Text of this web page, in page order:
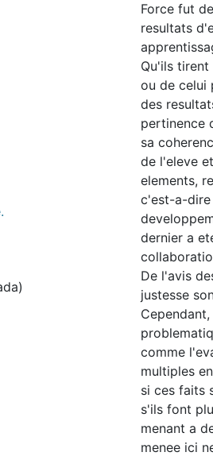
Force fut
resultats
Qu'ils
ou de celui
des
pertinence
sa
de l'eleve
elements,
c'est-a-dire
dernier a
De l'avis
justesse
comme
multiples
si ces faits
s'ils font
menant a
menee ici